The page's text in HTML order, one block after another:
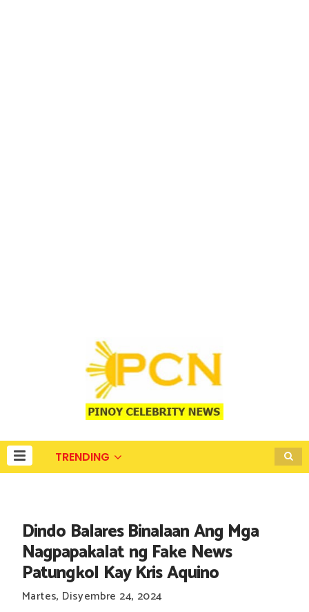
TRENDING
Dindo Balares Binalaan Ang Mga
Nagpapakalat ng Fake News
Patungkol Kay Kris Aquino
Martes, Disyembre 24, 2024